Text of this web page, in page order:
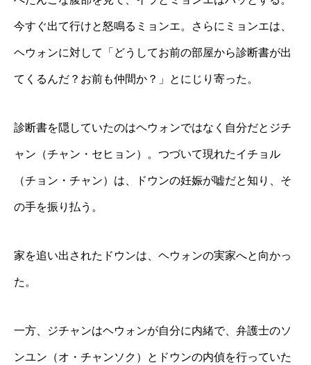
今すぐ出て行けと怒鳴るミョンエ。さらにミョンエは、
ヘウォンに対して「どうしてお前の部屋から診断書が出
てくるんだ？お前も仲間か？」とにじり寄った。
診断書を隠していたのはヘウォンではなく自分だとジチ
ャン（チャン・セヒョン）。つづいて現れたイチョル
（チョン・チャン）は、ドウンの妊娠が嘘だと知り、そ
の手を振り払う。
家を追い出されたドウンは、ヘウォンの実家へと向かっ
た。
一方、ジチャンはヘウォンが自分に内緒で、弁護士のソ
ンユン（オ・チャンソク）とドウンの内偵を行っていた